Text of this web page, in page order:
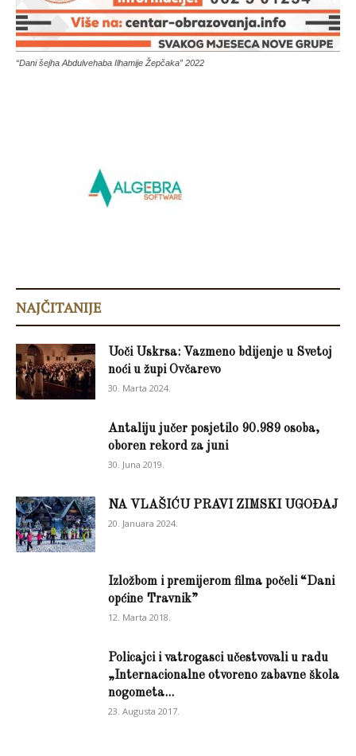
“Dani šejha Abdulvehaba Ilhamije Žepčaka” 2022
NAJČITANIJE
Uoči Uskrsa: Vazmeno bdijenje u Svetoj
noći u župi Ovčarevo
30. Marta 2024.
Antaliju jučer posjetilo 90.989 osoba,
oboren rekord za juni
30. Juna 2019.
NA VLAŠIĆU PRAVI ZIMSKI UGOĐAJ
20. Januara 2024.
Izložbom i premijerom filma počeli “Dani
općine Travnik”
12. Marta 2018.
Policajci i vatrogasci učestvovali u radu
„Internacionalne otvoreno zabavne škola
nogometa...
23. Augusta 2017.